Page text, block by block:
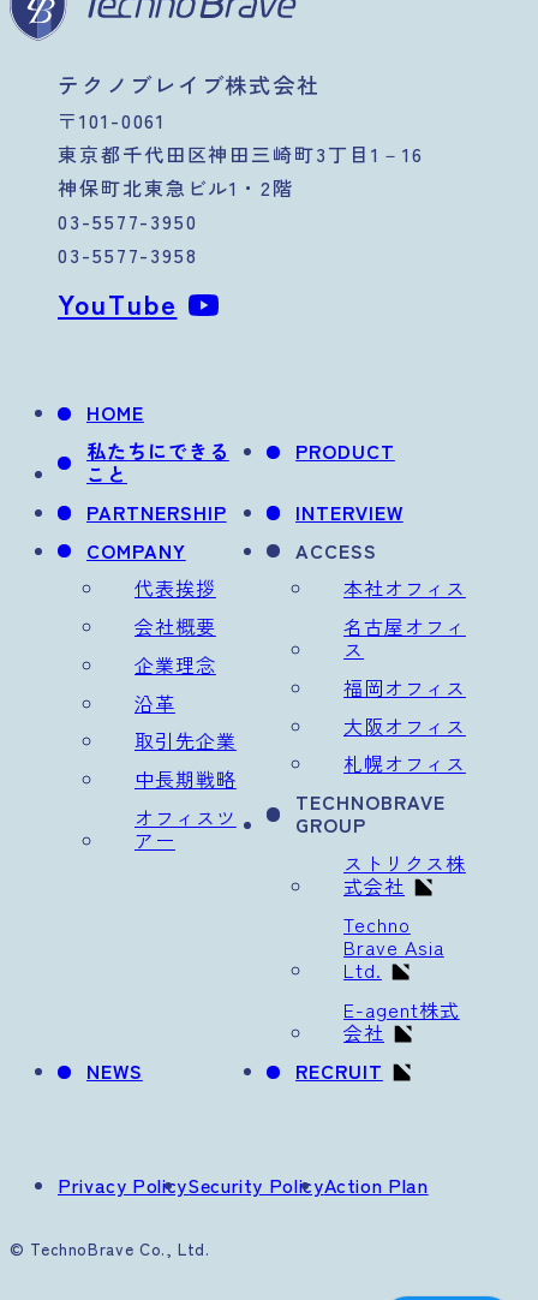
テクノブレイブ株式会社
〒101-0061
東京都千代田区神田三崎町3丁目1－16
神保町北東急ビル1・2階
03-5577-3950
03-5577-3958
YouTube
HOME
私たちにできる
こと
PRODUCT
PARTNERSHIP
INTERVIEW
COMPANY
代表挨拶
会社概要
企業理念
沿革
取引先企業
中長期戦略
オフィスツ
アー
ACCESS
本社オフィス
名古屋オフィ
ス
福岡オフィス
大阪オフィス
札幌オフィス
TECHNOBRAVE
GROUP
ストリクス株
式会社
Techno
Brave Asia
Ltd.
E-agent株式
会社
NEWS
RECRUIT
Privacy PolicySecurity PolicyAction Plan
© TechnoBrave Co., Ltd.